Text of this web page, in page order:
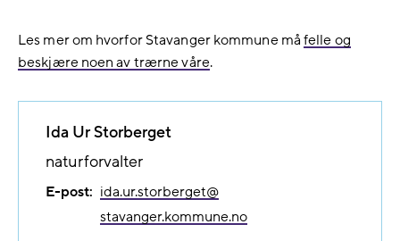
Les mer om hvorfor Stavanger kommune måfelle og
beskjære noen av trærne våre.
Ida Ur Storberget
naturforvalter
E-post: ida.ur.storberget@​
stavanger.kommune.no